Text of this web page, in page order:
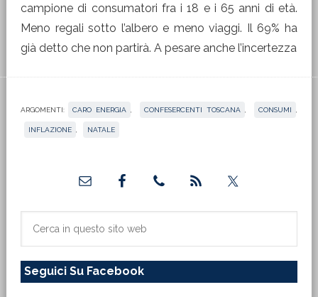
campione di consumatori fra i 18 e i 65 anni di età.
Meno regali sotto l’albero e meno viaggi. Il 69% ha
già detto che non partirà. A pesare anche l’incertezza
ARGOMENTI: CARO ENERGIA CONFESERCENTI TOSCANA CONSUMI
INFLAZIONE NATALE
primaria
sito
Seguici Su Facebook